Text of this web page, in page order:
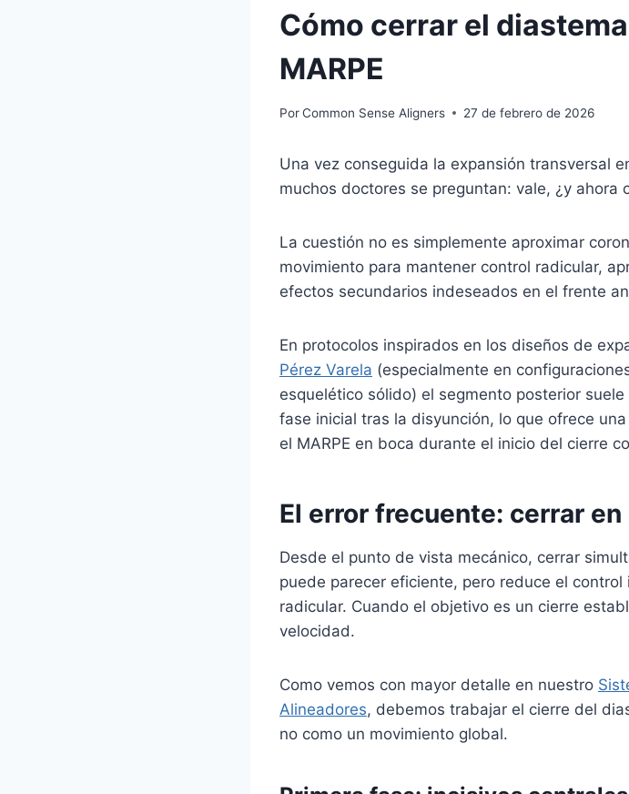
Cómo cerrar el
MARPE
PorCommon Sense Aligners 27 de febrero de 2026
Una vez conseguida la expansión transversal
muchos doctores se preguntan: vale, ¿y ahora
La cuestión no es simplemente aproximar
movimiento para mantener control radicular,
efectos secundarios indeseados en el frente
En protocolos inspirados en los diseños de
Pérez Varela (especialmente en
esquelético sólido) el segmento posterior
fase inicial tras la disyunción, lo que ofrece
el MARPE en boca durante el inicio del cierre
El error frecuente: cerrar
Desde el punto de vista mecánico, cerrar
puede parecer eficiente, pero reduce el
radicular. Cuando el objetivo es un cierre
velocidad.
Como vemos con mayor detalle en nuestro
Alineadores, debemos trabajar el cierre del
no como un movimiento global.